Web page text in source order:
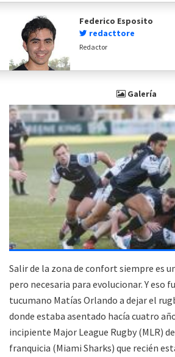
Federico Esposito
redacttore
Redactor
Galería
Salir de la zona de confort siempre es
pero necesaria para evolucionar. Y eso
tucumano Matías Orlando a dejar el
donde estaba asentado hacía cuatro
incipiente Major League Rugby (MLR) de
franquicia (Miami Sharks) que recién